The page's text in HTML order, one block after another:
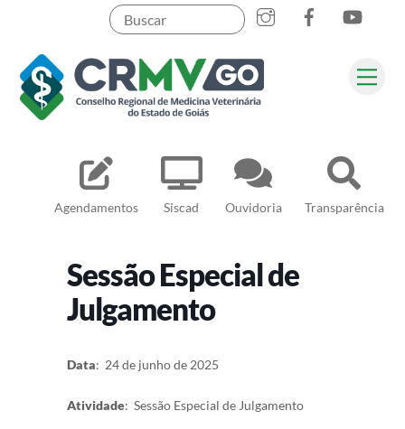
content
Agendamentos Siscad Ouvidoria Transparência
Pesquisar
Sessão Especial de
Julgamento
Data: 24 de junho de 2025
Atividade: Sessão Especial de Julgamento